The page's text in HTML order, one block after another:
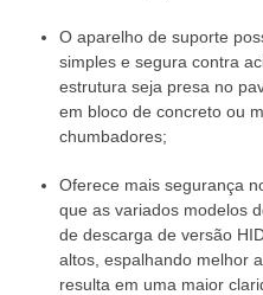
O aparelho de suporte possui uma forma de instalação
simples e segura contra
estrutura seja presa no
em bloco de concreto ou
chumbadores;
Oferece mais segurança nos locais públicos, pois permite
que as variados modelos
de descarga de versão
altos, espalhando melhor
resulta em uma maior